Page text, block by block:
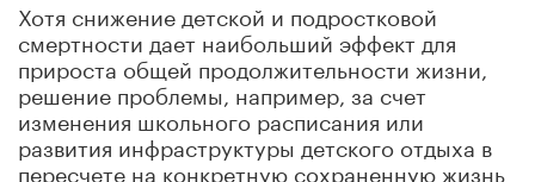
Хотя снижение детской и подростковой
смертности дает наибольший эффект для
прироста общей продолжительности жизни,
решение проблемы, например, за счет
изменения школьного расписания или
развития инфраструктуры детского отдыха в
пересчете на конкретную сохраненную жизнь